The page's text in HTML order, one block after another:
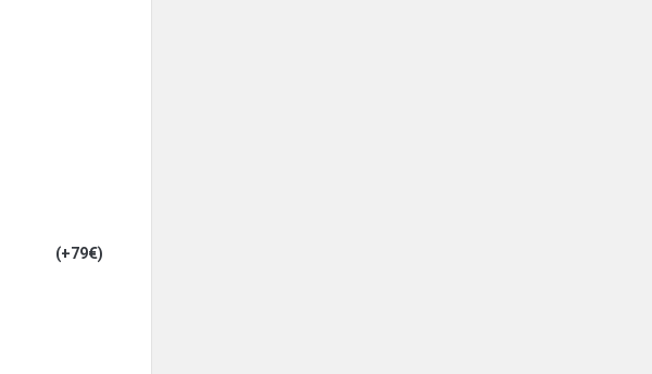
(+79€)